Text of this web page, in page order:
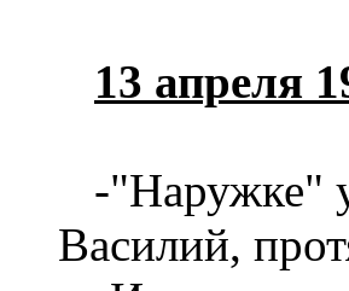
13 апреля
-"Наружке"
Василий,